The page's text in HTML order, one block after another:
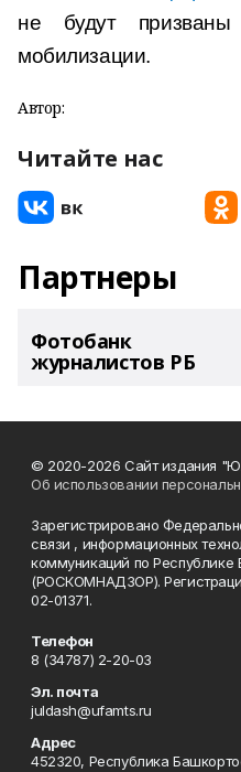
не будут
мобилизации.
Автор:
Читайте нас
Партнеры
Фотобанк
журналистов РБ
© 2020-2026 Сайт издания
Об использовании
Зарегистрировано
связи , информационных
коммуникаций по Республике
(РОСКОМНАДЗОР).
02-01371.
Телефон
8 (34787) 2-20-03
Эл. почта
juldash@ufamts.ru
Адрес
452320, Республика